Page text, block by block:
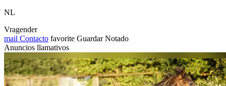
NL
Vragender
mail Contacto favorite Guardar Notado
Anuncios llamativos